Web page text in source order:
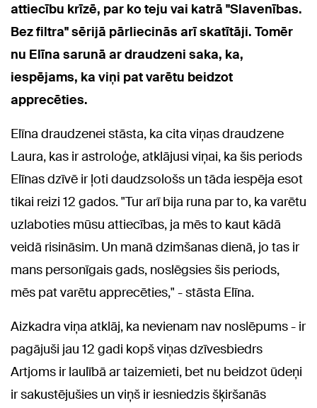
attiecību krīzē, par ko teju vai katrā "Slavenības.
Bez filtra" sērijā pārliecinās arī skatītāji. Tomēr
nu Elīna sarunā ar draudzeni saka, ka,
iespējams, ka viņi pat varētu beidzot
apprecēties.
Elīna draudzenei stāsta, ka cita viņas draudzene
Laura, kas ir astroloģe, atklājusi viņai, ka šis periods
Elīnas dzīvē ir ļoti daudzsološs un tāda iespēja esot
tikai reizi 12 gados. "Tur arī bija runa par to, ka varētu
uzlaboties mūsu attiecības, ja mēs to kaut kādā
veidā risināsim. Un manā dzimšanas dienā, jo tas ir
mans personīgais gads, noslēgsies šis periods,
mēs pat varētu apprecēties," - stāsta Elīna.
Aizkadra viņa atklāj, ka nevienam nav noslēpums - ir
pagājuši jau 12 gadi kopš viņas dzīvesbiedrs
Artjoms ir laulībā ar taizemieti, bet nu beidzot ūdeņi
ir sakustējušies un viņš ir iesniedzis šķiršanās